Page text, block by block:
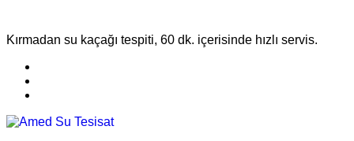
Kırmadan su kaçağı tespiti, 60 dk. içerisinde hızlı servis.